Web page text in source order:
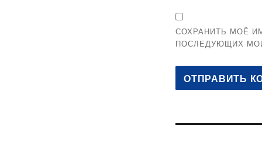
СОХРАНИТЬ МОЁ
ПОСЛЕДУЮЩИХ